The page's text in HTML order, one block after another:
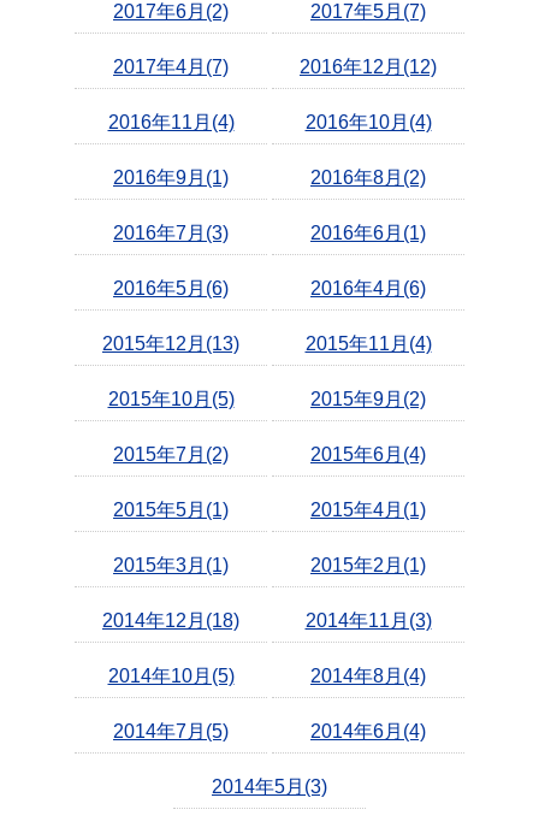
2017年6月(2) 2017年5月(7)
2017年4月(7) 2016年12月(12)
2016年11月(4) 2016年10月(4)
2016年9月(1) 2016年8月(2)
2016年7月(3) 2016年6月(1)
2016年5月(6) 2016年4月(6)
2015年12月(13) 2015年11月(4)
2015年10月(5) 2015年9月(2)
2015年7月(2) 2015年6月(4)
2015年5月(1) 2015年4月(1)
2015年3月(1) 2015年2月(1)
2014年12月(18) 2014年11月(3)
2014年10月(5) 2014年8月(4)
2014年7月(5) 2014年6月(4)
2014年5月(3)